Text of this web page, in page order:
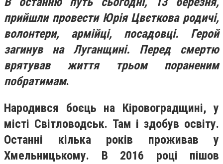
прийшли провести Юрія Цвєткова родичі,
волонтери, армійці, посадовці. Герой
загинув на Луганщині. Перед смертю
врятував життя трьом пораненим
побратимам.
Народився боєць на Кіровоградщині, у
місті Світловодськ. Там і здобув освіту.
Останні кілька років проживав у
Хмельницькому. В 2016 році пішов